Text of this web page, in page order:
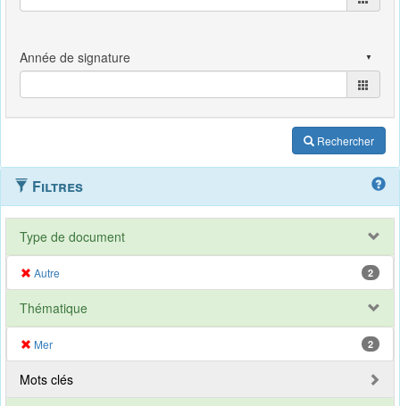
Rechercher
Filtres
Type de document
Autre 2
Thématique
Mer 2
Mots clés